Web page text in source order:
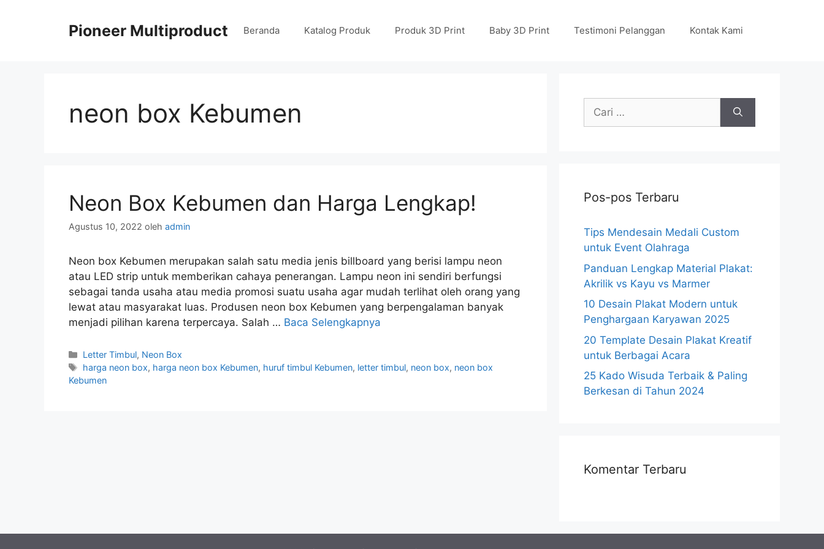
Pioneer Multiproduct Beranda Katalog Produk Produk 3D Print Baby 3D Print Testimoni Pelanggan Kontak Kami
neon box Kebumen
Neon Box Kebumen dan Harga Lengkap!
Agustus 10, 2022 oleh admin
Neon box Kebumen merupakan salah satu media jenis billboard yang berisi lampu neon
atau LED strip untuk memberikan cahaya penerangan. Lampu neon ini sendiri berfungsi
sebagai tanda usaha atau media promosi suatu usaha agar mudah terlihat oleh orang yang
lewat atau masyarakat luas. Produsen neon box Kebumen yang berpengalaman banyak
menjadi pilihan karena terpercaya. Salah … Baca Selengkapnya
Kategori
Letter Timbul, Neon Box
Tag
harga neon box, harga neon box Kebumen, huruf timbul Kebumen, letter timbul, neon box, neon box
Kebumen
Cari
Pos-pos Terbaru
Tips Mendesain Medali Custom
untuk Event Olahraga
Panduan Lengkap Material Plakat:
Akrilik vs Kayu vs Marmer
10 Desain Plakat Modern untuk
Penghargaan Karyawan 2025
20 Template Desain Plakat Kreatif
untuk Berbagai Acara
25 Kado Wisuda Terbaik & Paling
Berkesan di Tahun 2024
Komentar Terbaru